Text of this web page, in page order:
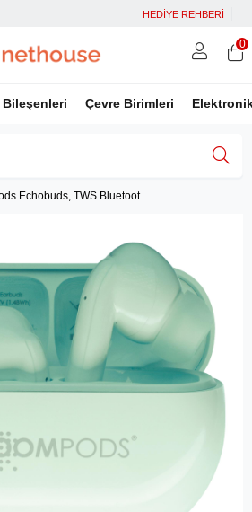
HEDİYE REHBERİ
Çevre Birimleri
Facebook İle Bağlan
Google İle Bağlan
0
Boompods Echobuds, TWS Bluetooth Kulaklık, Mint Yeşili